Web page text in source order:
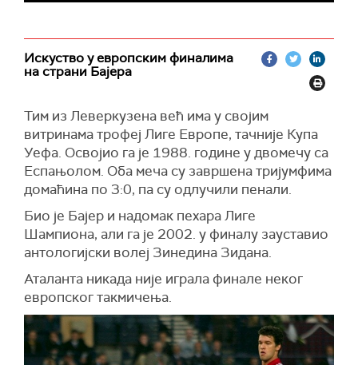
Искуство у европским финалима
на страни Бајера
Тим из Леверкузена већ има у својим
витринама трофеј Лиге Европе, тачније Купа
Уефа. Освојио га је 1988. године у двомечу са
Еспањолом. Оба меча су завршена тријумфима
домаћина по 3:0, па су одлучили пенали.
Био је Бајер и надомак пехара Лиге
Шампиона, али га је 2002. у финалу зауставио
антологијски волеј Зинедина Зидана.
Аталанта никада није играла финале неког
европског такмичења.